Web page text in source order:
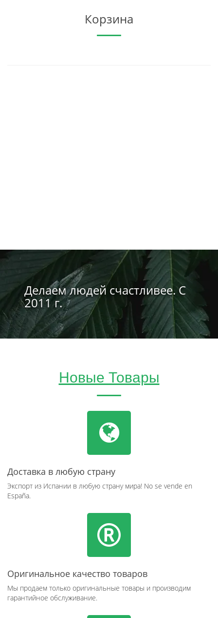
Корзина
Делаем людей счастливее. С
2011 г.
Новые Товары
Доставка в любую страну
Экспорт из Испании в любую страну мира! No se vende en
España.
Оригинальное качество товаров
Мы продаем только оригинальные товары и производим
гарантийное обслуживание.